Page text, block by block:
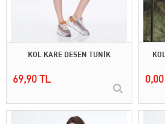
KOL KARE DESEN TUNİK
69,90 TL